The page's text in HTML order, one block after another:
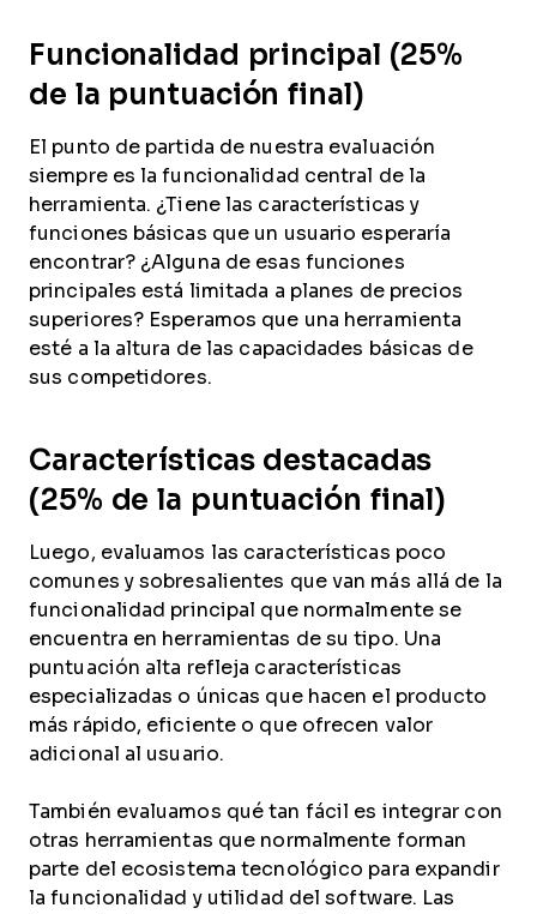
Funcionalidad principal (25%
de la puntuación final)
El punto de partida de nuestra evaluación
siempre es la funcionalidad central de la
herramienta. ¿Tiene las características y
funciones básicas que un usuario esperaría
encontrar? ¿Alguna de esas funciones
principales está limitada a planes de precios
superiores? Esperamos que una herramienta
esté a la altura de las capacidades básicas de
sus competidores.
Características destacadas
(25% de la puntuación final)
Luego, evaluamos las características poco
comunes y sobresalientes que van más allá de la
funcionalidad principal que normalmente se
encuentra en herramientas de su tipo. Una
puntuación alta refleja características
especializadas o únicas que hacen el producto
más rápido, eficiente o que ofrecen valor
adicional al usuario.
También evaluamos qué tan fácil es integrar con
otras herramientas que normalmente forman
parte del ecosistema tecnológico para expandir
la funcionalidad y utilidad del software. Las